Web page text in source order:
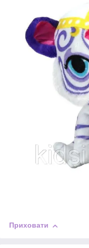
Приховати